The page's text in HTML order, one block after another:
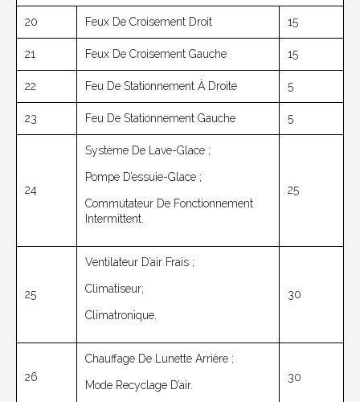
20 Feux De Croisement Droit 15
21 Feux De Croisement Gauche 15
22 Feu De Stationnement À Droite 5
23 Feu De Stationnement Gauche 5
24
Système De Lave-Glace ;
Pompe D’essuie-Glace ;
Commutateur De Fonctionnement
Intermittent.
25
25
Ventilateur D’air Frais ;
Climatiseur;
Climatronique.
30
26
Chauffage De Lunette Arrière ;
Mode Recyclage D’air.
30